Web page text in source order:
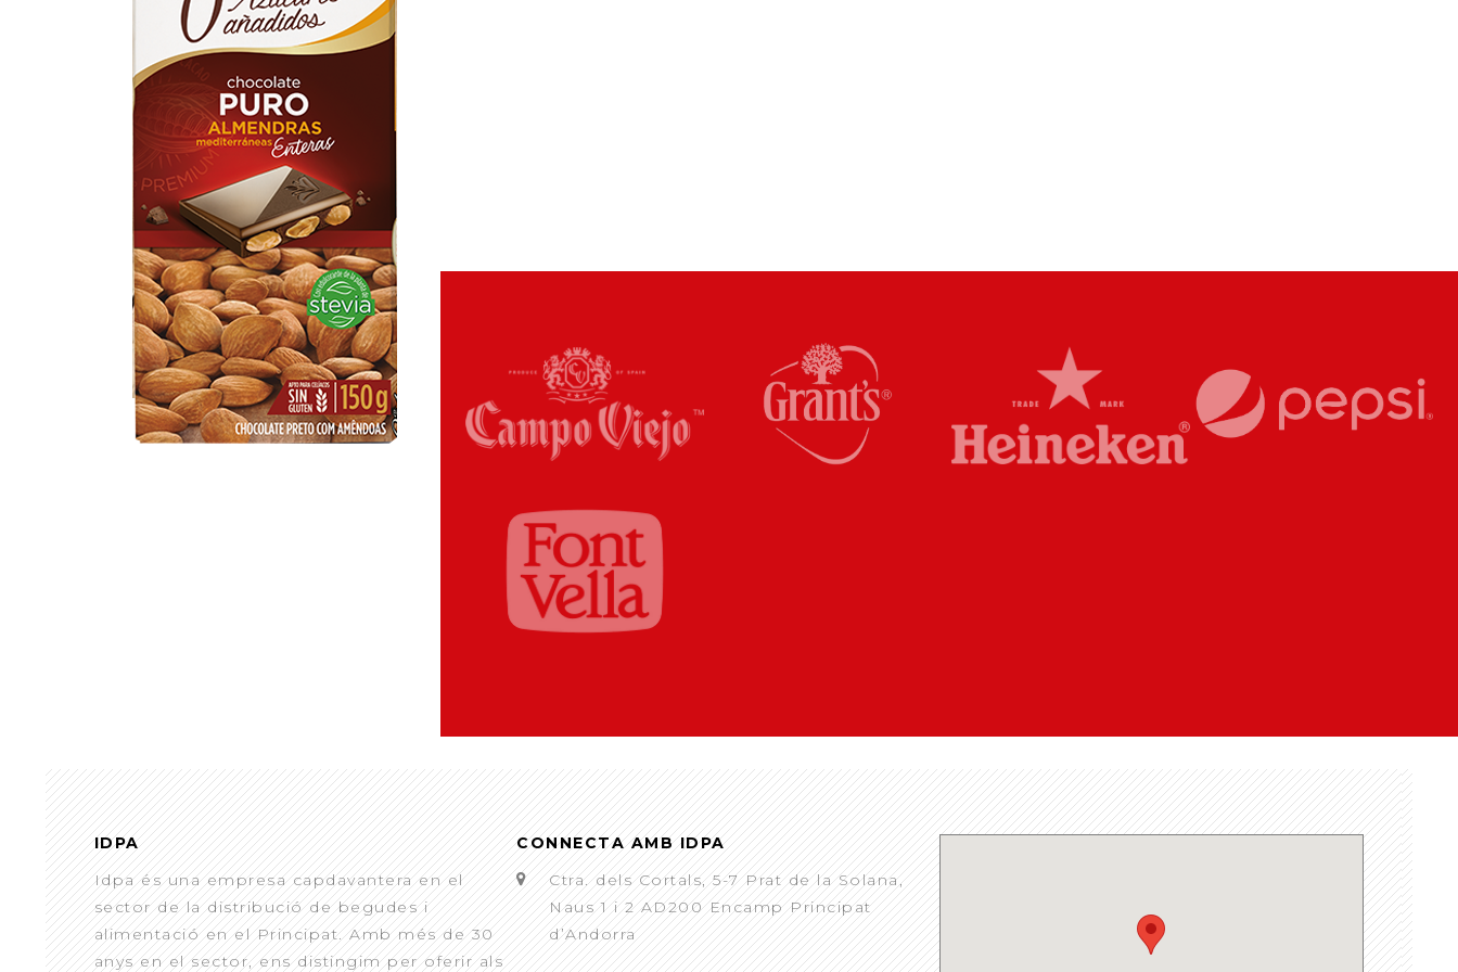
IDPA
Idpa és una empresa capdavantera en el
sector de la distribució de begudes i
alimentació en el Principat. Amb més de 30
anys en el sector, ens distingim per oferir als
CONNECTA AMB IDPA
Ctra. dels Cortals, 5-7 Prat de la Solana,
Naus 1 i 2 AD200 Encamp Principat
d’Andorra